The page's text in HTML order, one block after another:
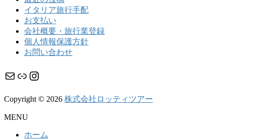
イタリア旅行手配
お支払い
会社概要・旅行業登録
個人情報保護方針
お問い合わせ
メール リンク Instagram
Copyright © 2026 株式会社ロッティツアー
MENU
ホーム